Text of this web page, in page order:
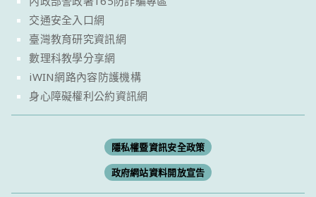
交通安全入口網
臺灣教育研究資訊網
數理科教學分享網
iWIN網路內容防護機構
身心障礙權利公約資訊網
隱私權暨資訊安全政策
政府網站資料開放宣告